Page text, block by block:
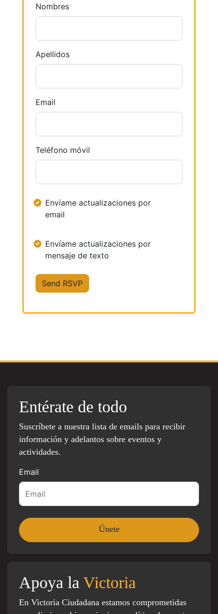
Nombres
Apellidos
Email
Teléfono móvil
Envíame actualizaciones por
email
Envíame actualizaciones por
mensaje de texto
Entérate de todo
Suscríbete a nuestra lista de emails para recibir
información y adelantos sobre eventos y
actividades.
Email
Apoya la Victoria
En Victoria Ciudadana estamos comprometidas